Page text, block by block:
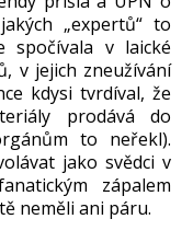
„expertů“ to
spočívala v laické
v jejich zneužívání
kdysi tvrdíval, že
prodává do
to neřekl).
jako svědci v
zápalem
neměli ani páru.